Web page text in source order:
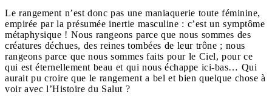
Le rangement n’est donc pas une maniaquerie toute féminine,
empirée par la présumée inertie masculine : c’est un symptôme
métaphysique ! Nous rangeons parce que nous sommes des
créatures déchues, des reines tombées de leur trône ; nous
rangeons parce que nous sommes faits pour le Ciel, pour ce
qui est éternellement beau et qui nous échappe ici-bas… Qui
aurait pu croire que le rangement a bel et bien quelque chose à
voir avec l’Histoire du Salut ?